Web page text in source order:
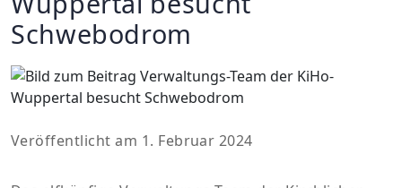
Schwebodrom
Veröffentlicht am 1. Februar 2024